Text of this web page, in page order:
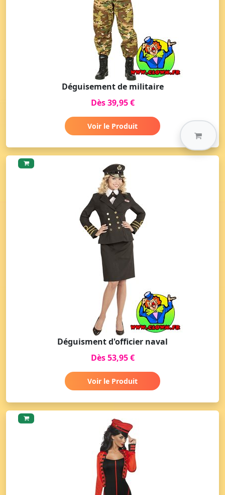
Déguisement de militaire
Dès 39,95 €
Voir le Produit
Déguisment d'officier naval
Dès 53,95 €
Voir le Produit